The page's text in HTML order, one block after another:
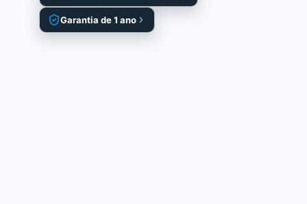
Garantia de 1 ano